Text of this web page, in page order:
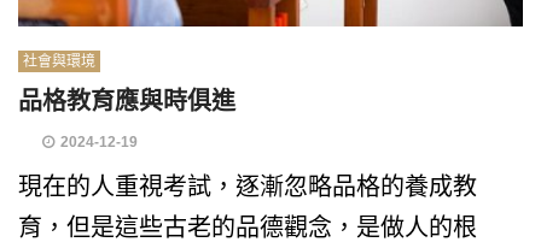
社會與環境
品格教育應與時俱進
2024-12-19
現在的人重視考試，逐漸忽略品格的養成教
育，但是這些古老的品德觀念，是做人的根